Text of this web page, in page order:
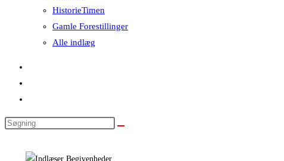
HistorieTimen
Gamle Forestillinger
Alle indlæg
Search
website